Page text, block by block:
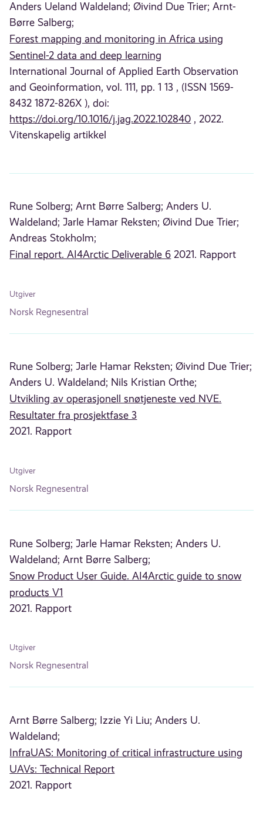
Anders Ueland Waldeland; Øivind Due Trier; Arnt-
Børre Salberg;
Forest mapping and monitoring in Africa using
Sentinel-2 data and deep learning
International Journal of Applied Earth Observation
and Geoinformation, vol. 111, pp. 1 13 , (ISSN 1569-
8432 1872-826X ), doi:
https://doi.org/10.1016/j.jag.2022.102840 , 2022.
Vitenskapelig artikkel
Rune Solberg; Arnt Børre Salberg; Anders U.
Waldeland; Jarle Hamar Reksten; Øivind Due Trier;
Andreas Stokholm;
Final report. AI4Arctic Deliverable 6 2021. Rapport
Utgiver
Norsk Regnesentral
Rune Solberg; Jarle Hamar Reksten; Øivind Due Trier;
Anders U. Waldeland; Nils Kristian Orthe;
Utvikling av operasjonell snøtjeneste ved NVE.
Resultater fra prosjektfase 3
2021. Rapport
Utgiver
Norsk Regnesentral
Rune Solberg; Jarle Hamar Reksten; Anders U.
Waldeland; Arnt Børre Salberg;
Snow Product User Guide. AI4Arctic guide to snow
products V1
2021. Rapport
Utgiver
Norsk Regnesentral
Arnt Børre Salberg; Izzie Yi Liu; Anders U.
Waldeland;
InfraUAS: Monitoring of critical infrastructure using
UAVs: Technical Report
2021. Rapport